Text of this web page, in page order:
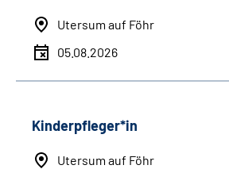
Utersum auf Föhr
05.08.2026
Kinderpfleger*in
Utersum auf Föhr